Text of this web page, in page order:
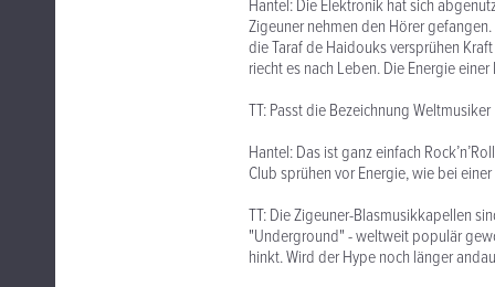
Hantel: Die Elektronik hat sich
Zigeuner nehmen den Hörer
die Taraf de Haidouks versprühen
riecht es nach Leben. Die Energie
TT: Passt die Bezeichnung
Hantel: Das ist ganz einfach
Club sprühen vor Energie, wie bei einer
TT: Die Zigeuner-Blasmusikkapellen
"Underground" - weltweit populär
hinkt. Wird der Hype noch länger